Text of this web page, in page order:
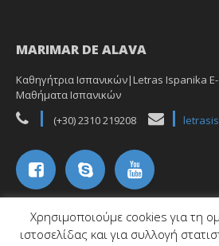
MARIMAR DE ALAVA
Καθηγήτρια Ισπανικών|Letras Ispanika
Μαθήματα Ισπανικών
(+30) 2310 219208
Χρησιμοποιούμε cookies για τη
ιστοσελίδας και για συλλογή